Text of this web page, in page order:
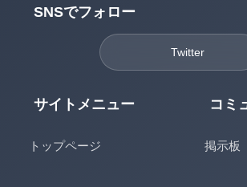
SNSでフォロー
Twitter
サイトメニュー
トップページ
コミ
掲示板